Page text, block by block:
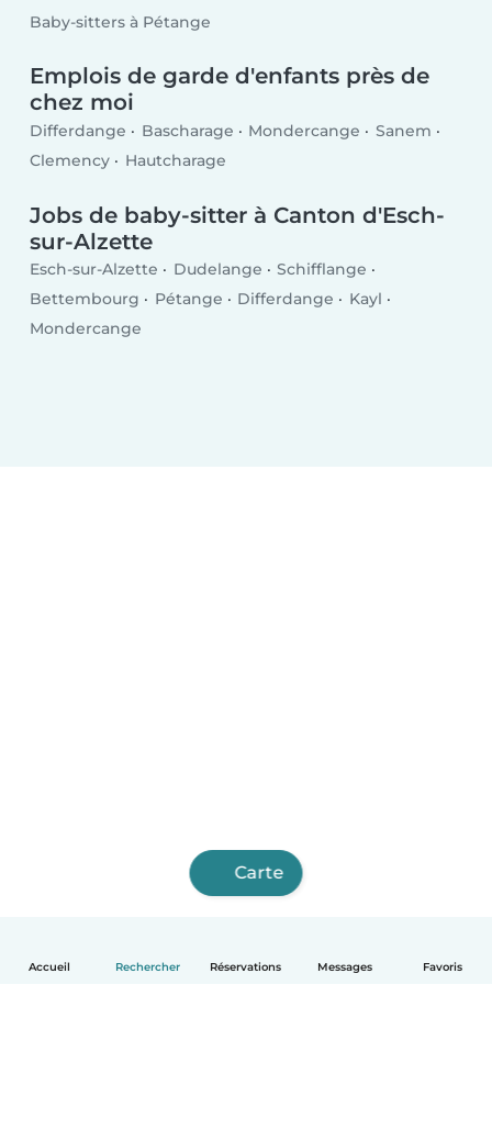
Accueil Rechercher Réservations Messages Favoris
Baby-sitters à Pétange
Emplois de garde d'enfants près de
chez moi
Differdange Bascharage Mondercange
Sanem
Clemency
Hautcharage
Jobs de baby-sitter à Canton d'Esch-
sur-Alzette
Esch-sur-Alzette Dudelange
Schifflange
Bettembourg
Pétange Differdange
Kayl
Mondercange
Carte